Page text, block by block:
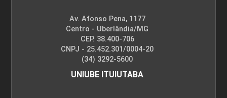
Av. Afonso Pena, 1177
Centro - Uberlândia/MG
CEP. 38.400-706
CNPJ - 25.452.301/0004-20
(34) 3292-5600
UNIUBE ITUIUTABA